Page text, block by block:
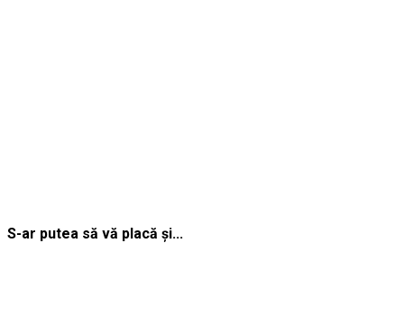
S-ar putea să vă placă și...